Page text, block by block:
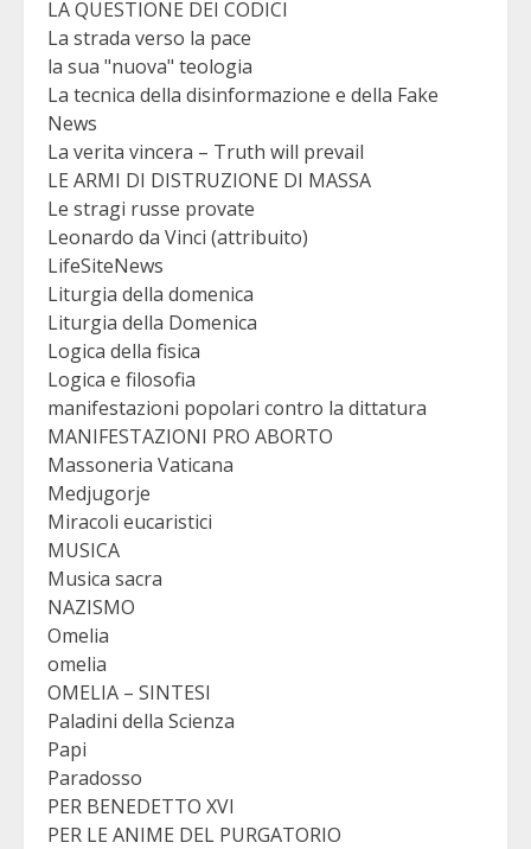
LA QUESTIONE DEI CODICI
La strada verso la pace
la sua "nuova" teologia
La tecnica della disinformazione e della Fake
News
La verita vincera – Truth will prevail
LE ARMI DI DISTRUZIONE DI MASSA
Le stragi russe provate
Leonardo da Vinci (attribuito)
LifeSiteNews
Liturgia della domenica
Liturgia della Domenica
Logica della fisica
Logica e filosofia
manifestazioni popolari contro la dittatura
MANIFESTAZIONI PRO ABORTO
Massoneria Vaticana
Medjugorje
Miracoli eucaristici
MUSICA
Musica sacra
NAZISMO
Omelia
omelia
OMELIA – SINTESI
Paladini della Scienza
Papi
Paradosso
PER BENEDETTO XVI
PER LE ANIME DEL PURGATORIO